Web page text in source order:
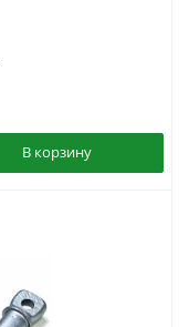
В корзину